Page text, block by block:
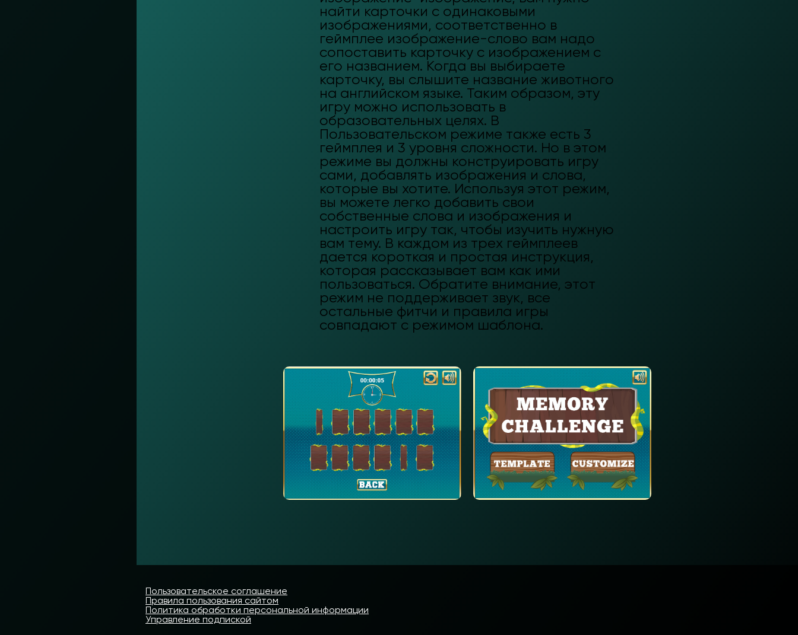
найти карточки с одинаковыми
изображениями, соответственно в
геймплее изображение-слово вам надо
сопоставить карточку с изображением с
его названием. Когда вы выбираете
карточку, вы слышите название животного
на английском языке. Таким образом, эту
игру можно использовать в
образовательных целях. В
Пользовательском режиме также есть 3
геймплея и 3 уровня сложности. Но в этом
режиме вы должны конструировать игру
сами, добавлять изображения и слова,
которые вы хотите. Используя этот режим,
вы можете легко добавить свои
собственные слова и изображения и
настроить игру так, чтобы изучить нужную
вам тему. В каждом из трех геймплеев
дается короткая и простая инструкция,
которая рассказывает вам как ими
пользоваться. Обратите внимание, этот
режим не поддерживает звук, все
остальные фитчи и правила игры
совпадают с режимом шаблона.
Пользовательское соглашение
Правила пользования сайтом
Политика обработки персональной информации
Управление подпиской